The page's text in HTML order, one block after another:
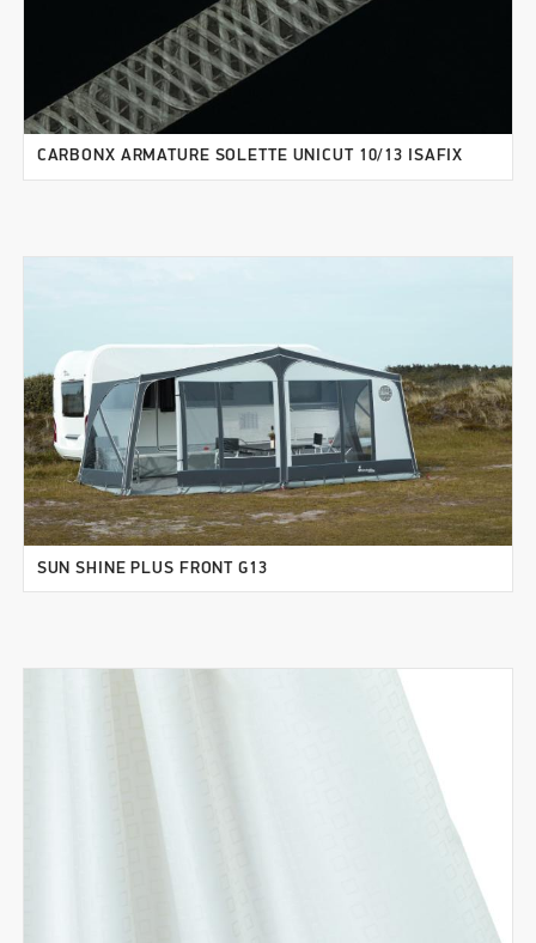
CARBONX ARMATURE SOLETTE UNICUT 10/13 ISAFIX
SUN SHINE PLUS FRONT G13